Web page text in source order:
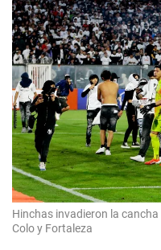
Hinchas invadieron la
Colo y Fortaleza